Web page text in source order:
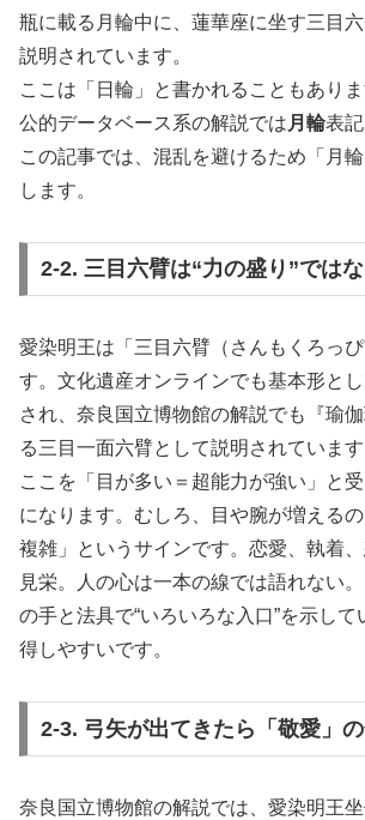
瓶に載る月輪中に、蓮華座に坐す三目
説明されています。
ここは「日輪」と書かれることもあり
公的データベース系の解説では 月輪表
この記事では、混乱を避けるため「月
します。
2-2. 三目六臂は“力の盛り”では
愛染明王は「三目六臂（さんもくろっ
す。文化遺産オンラインでも基本形と
され、奈良国立博物館の解説でも『瑜
る三目一面六臂として説明されています
ここを「目が多い＝超能力が強い」と
になります。むしろ、目や腕が増える
複雑」というサインです。恋愛、執着、
見栄。人の心は一本の線では語れない
の手と法具で“いろいろな入口”を示し
得しやすいです。
2-3. 弓矢が出てきたら「敬愛」
奈良国立博物館の解説では、愛染明王